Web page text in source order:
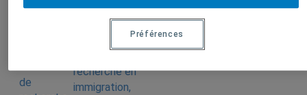
Produit par
recherche en
immigration,
Préférences